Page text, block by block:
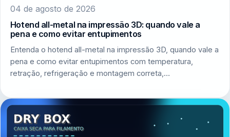
04 de agosto de 2026
Hotend all-metal na impressão 3D: quando vale a
pena e como evitar entupimentos
Entenda o hotend all-metal na impressão 3D, quando vale a
pena e como evitar entupimentos com temperatura,
retração, refrigeração e montagem correta,…